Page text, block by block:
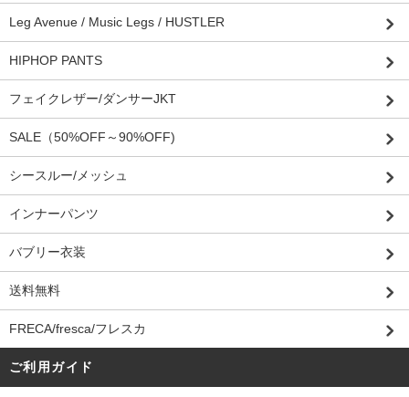
Leg Avenue / Music Legs / HUSTLER
HIPHOP PANTS
フェイクレザー/ダンサーJKT
SALE（50%OFF～90%OFF)
シースルー/メッシュ
インナーパンツ
バブリー衣装
送料無料
FRECA/fresca/フレスカ
ご利用ガイド